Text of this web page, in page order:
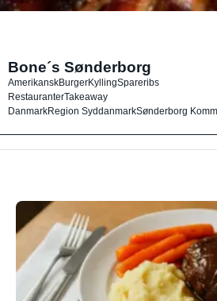
Bone´s Sønderborg
AmerikanskBurgerKyllingSpareribs
RestauranterTakeaway
DanmarkRegion SyddanmarkSønderborg